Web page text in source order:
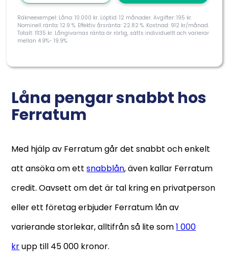
Räkneexempel: Låna: 10.000 kr. Löptid: 12 månader. Avgifter: 195 kr.
Nominell ränta: 12.9 %. Effektiv årsränta: 22.82 %. Kostnad: 912 kr/månad.
Totalt: 11135 kr. Långivarnas ränta är rörlig, sätts individuellt och varierar
mellan 4.9%- 19.9%.
Låna pengar snabbt hos
Ferratum
Med hjälp av Ferratum går det snabbt och enkelt
att ansöka om ettsnabblån, även kallar Ferratum
credit. Oavsett om det är tal kring en privatperson
eller ett företag erbjuder Ferratum lån av
varierande storlekar, alltifrån så lite som1 000
krupp till 45 000 kronor.